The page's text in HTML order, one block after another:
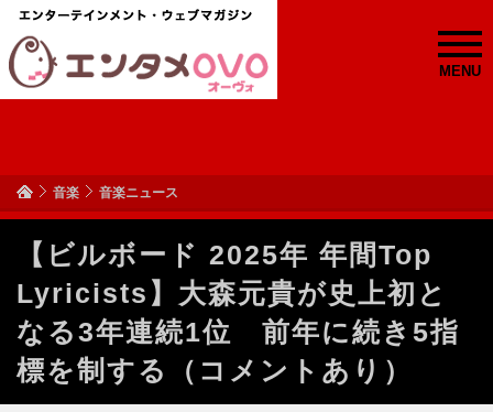
MENU
音楽 音楽ニュース
【ビルボード 2025年 年間Top
Lyricists】大森元貴が史上初と
なる3年連続1位 前年に続き5指
標を制する（コメントあり）